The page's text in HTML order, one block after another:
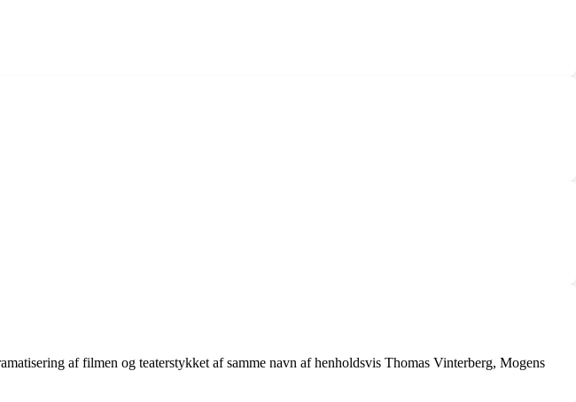
af filmen og teaterstykket af samme navn af henholdsvis Thomas Vinterberg, Mogens